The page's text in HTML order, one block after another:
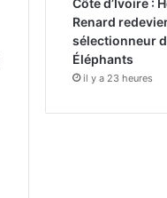
Côte d’Ivoire :
Renard
sélectionneur
Éléphants
il y a 23 heures